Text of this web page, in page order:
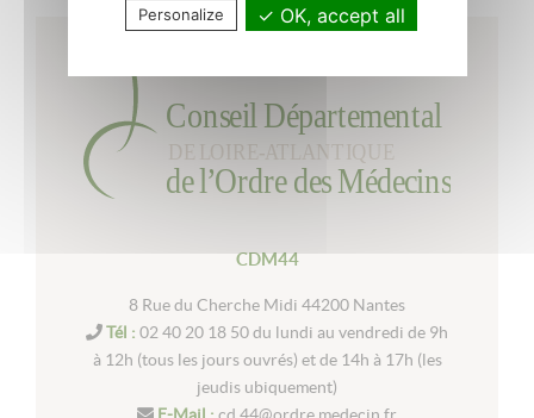
CDM44
8 Rue du Cherche Midi 44200 Nantes
Tél : 02 40 20 18 50 du lundi au vendredi de 9h
à 12h (tous les jours ouvrés) et de 14h à 17h (les
jeudis ubiquement)
E-Mail : cd.44@ordre.medecin.fr
Personalize OK, accept all